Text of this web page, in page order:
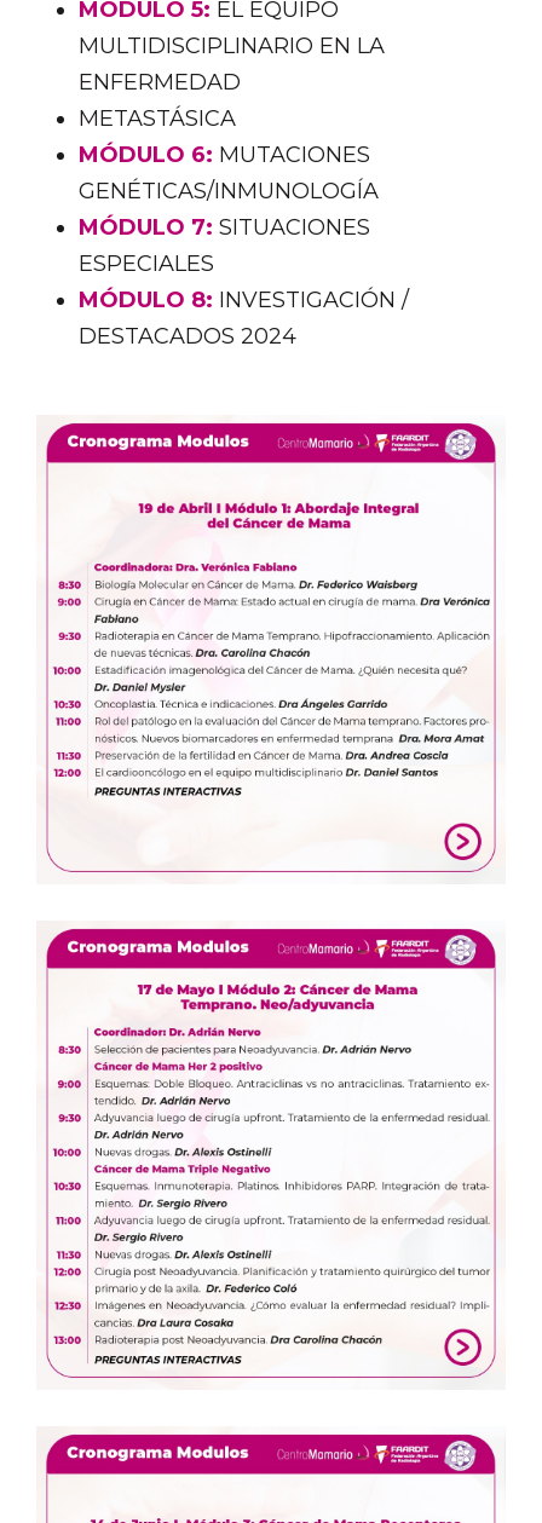
MÓDULO 5: EL EQUIPO
MULTIDISCIPLINARIO EN LA
ENFERMEDAD
METASTÁSICA
MÓDULO 6: MUTACIONES
GENÉTICAS/INMUNOLOGÍA
MÓDULO 7: SITUACIONES
ESPECIALES
MÓDULO 8: INVESTIGACIÓN /
DESTACADOS 2024